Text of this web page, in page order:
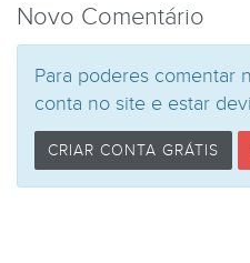
Novo Comentário
Para poderes comentar
conta no site e estar
CRIAR CONTA GRÁTIS